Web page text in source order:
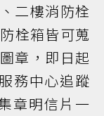
二樓消防栓
栓箱皆可蒐
章，即日起
務中心追蹤
章明信片一